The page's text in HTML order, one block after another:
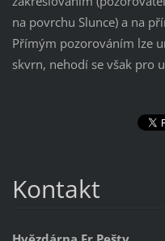
na povrchu Slunce) a na
Přímým pozorováním lze
skvrn, nehodí se však pro
Kontakt